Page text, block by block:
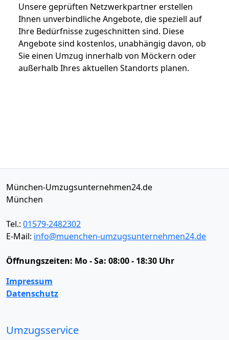
Unsere geprüften Netzwerkpartner erstellen
Ihnen unverbindliche Angebote, die speziell auf
Ihre Bedürfnisse zugeschnitten sind. Diese
Angebote sind kostenlos, unabhängig davon, ob
Sie einen Umzug innerhalb von Möckern oder
außerhalb Ihres aktuellen Standorts planen.
München-Umzugsunternehmen24.de
München
Tel.: 01579-2482302
E-Mail: info@muenchen-umzugsunternehmen24.de
Öffnungszeiten: Mo - Sa: 08:00 - 18:30 Uhr
Impressum
Datenschutz
Umzugsservice